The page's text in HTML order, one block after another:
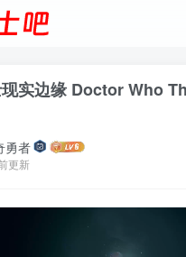
实边缘 Doctor Who
勇者
更新